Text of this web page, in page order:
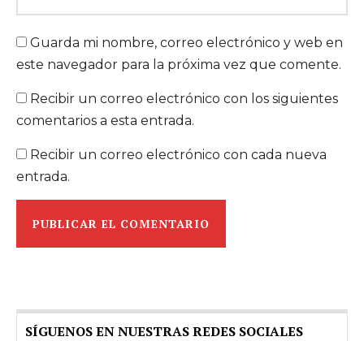
Guarda mi nombre, correo electrónico y web en
este navegador para la próxima vez que comente.
Recibir un correo electrónico con los siguientes
comentarios a esta entrada.
Recibir un correo electrónico con cada nueva
entrada.
SÍGUENOS EN NUESTRAS REDES SOCIALES